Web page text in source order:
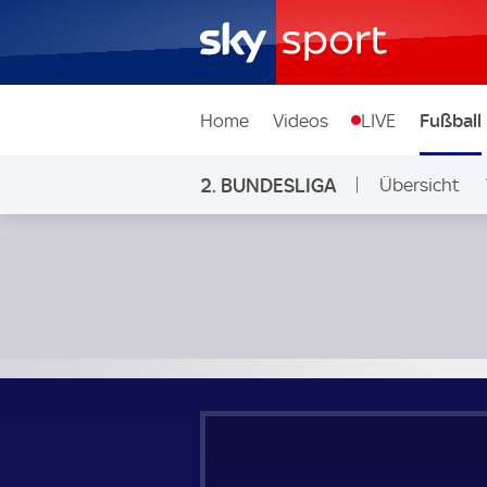
Home Videos LIVE Fußball
2. BUNDESLIGA Übersicht